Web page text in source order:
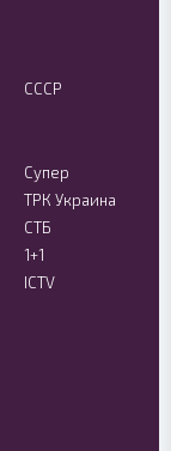
СССР
Супер
ТРК Украина
СТБ
1+1
ICTV